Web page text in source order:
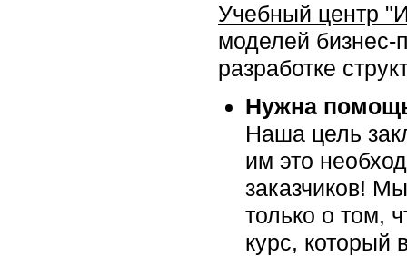
Учебный центр
моделей
разработке
Нужна
Наша цель
им это
заказчиков!
только о том,
курс, который